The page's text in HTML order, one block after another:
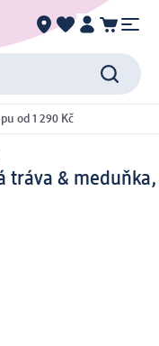
od 1 290 Kč
tráva & meduňka,